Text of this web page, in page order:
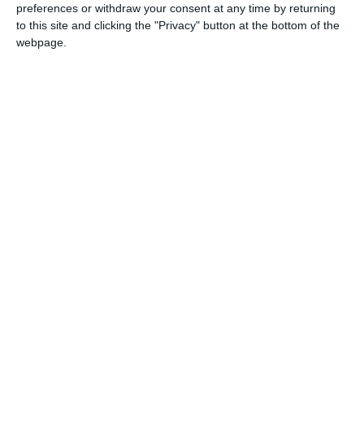
preferences or withdraw your consent at any time by returning
to this site and clicking the "Privacy" button at the bottom of the
webpage.
Ti-a placut articolul?